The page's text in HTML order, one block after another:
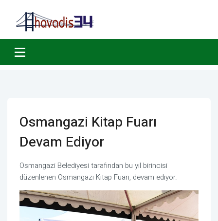
Osmangazi Kitap Fuarı
Devam Ediyor
Osmangazi Belediyesi tarafından bu yıl birincisi
düzenlenen Osmangazi Kitap Fuarı, devam ediyor.